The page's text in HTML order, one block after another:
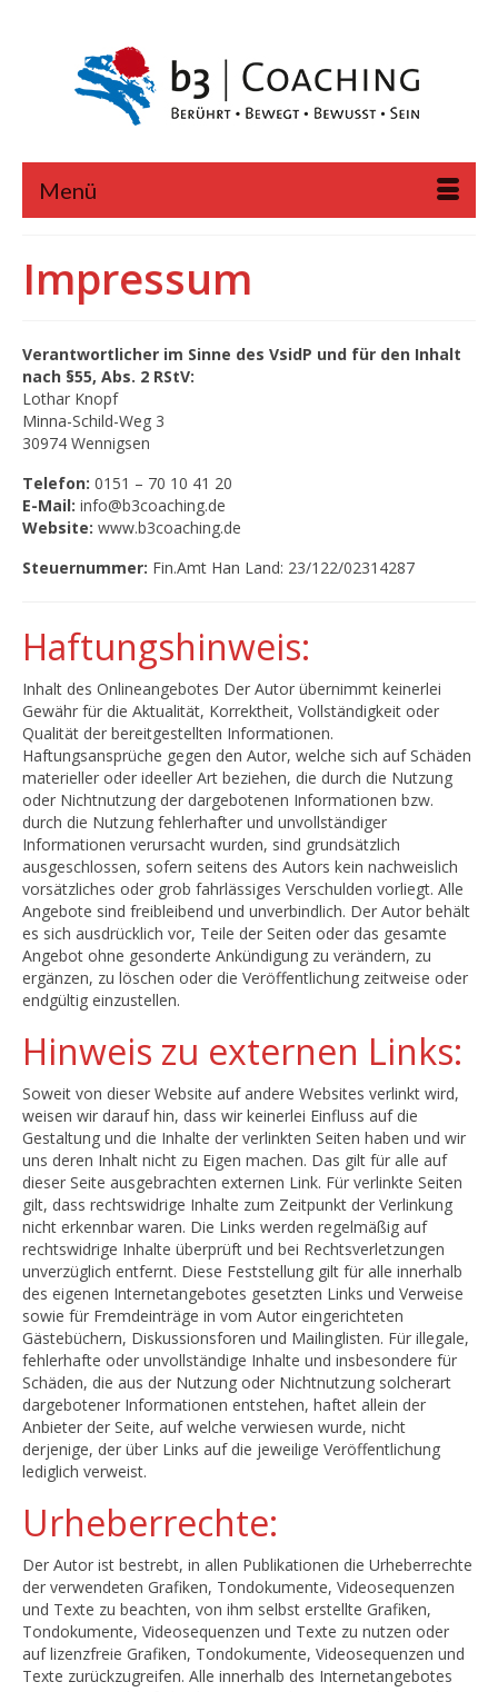
Menü
Impressum
Verantwortlicher im Sinne des VsidP und für den Inhalt
nach §55, Abs. 2 RStV:
Lothar Knopf
Minna-Schild-Weg 3
30974 Wennigsen
Telefon: 0151 – 70 10 41 20
E-Mail: info@b3coaching.de
Website: www.b3coaching.de
Steuernummer: Fin.Amt Han Land: 23/122/02314287
Haftungshinweis:
Inhalt des Onlineangebotes Der Autor übernimmt keinerlei
Gewähr für die Aktualität, Korrektheit, Vollständigkeit oder
Qualität der bereitgestellten Informationen.
Haftungsansprüche gegen den Autor, welche sich auf Schäden
materieller oder ideeller Art beziehen, die durch die Nutzung
oder Nichtnutzung der dargebotenen Informationen bzw.
durch die Nutzung fehlerhafter und unvollständiger
Informationen verursacht wurden, sind grundsätzlich
ausgeschlossen, sofern seitens des Autors kein nachweislich
vorsätzliches oder grob fahrlässiges Verschulden vorliegt. Alle
Angebote sind freibleibend und unverbindlich. Der Autor behält
es sich ausdrücklich vor, Teile der Seiten oder das gesamte
Angebot ohne gesonderte Ankündigung zu verändern, zu
ergänzen, zu löschen oder die Veröffentlichung zeitweise oder
endgültig einzustellen.
Hinweis zu externen Links:
Soweit von dieser Website auf andere Websites verlinkt wird,
weisen wir darauf hin, dass wir keinerlei Einfluss auf die
Gestaltung und die Inhalte der verlinkten Seiten haben und wir
uns deren Inhalt nicht zu Eigen machen. Das gilt für alle auf
dieser Seite ausgebrachten externen Link. Für verlinkte Seiten
gilt, dass rechtswidrige Inhalte zum Zeitpunkt der Verlinkung
nicht erkennbar waren. Die Links werden regelmäßig auf
rechtswidrige Inhalte überprüft und bei Rechtsverletzungen
unverzüglich entfernt. Diese Feststellung gilt für alle innerhalb
des eigenen Internetangebotes gesetzten Links und Verweise
sowie für Fremdeinträge in vom Autor eingerichteten
Gästebüchern, Diskussionsforen und Mailinglisten. Für illegale,
fehlerhafte oder unvollständige Inhalte und insbesondere für
Schäden, die aus der Nutzung oder Nichtnutzung solcherart
dargebotener Informationen entstehen, haftet allein der
Anbieter der Seite, auf welche verwiesen wurde, nicht
derjenige, der über Links auf die jeweilige Veröffentlichung
lediglich verweist.
Urheberrechte:
Der Autor ist bestrebt, in allen Publikationen die Urheberrechte
der verwendeten Grafiken, Tondokumente, Videosequenzen
und Texte zu beachten, von ihm selbst erstellte Grafiken,
Tondokumente, Videosequenzen und Texte zu nutzen oder
auf lizenzfreie Grafiken, Tondokumente, Videosequenzen und
Texte zurückzugreifen. Alle innerhalb des Internetangebotes